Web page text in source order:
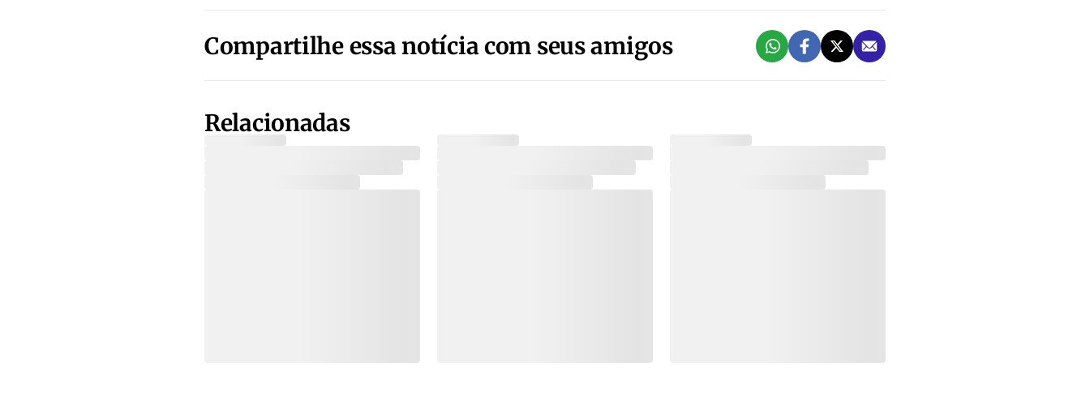
Compartilhe essa notícia com seus amigos
Relacionadas